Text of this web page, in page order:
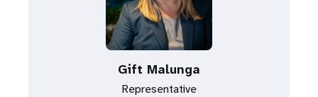
Gift Malunga
Representative